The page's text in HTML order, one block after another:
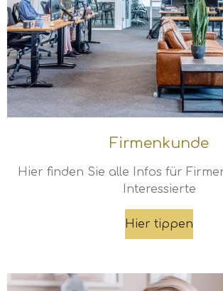
Firmenkunde
Hier finden Sie alle Infos für
Interessierte
Hier tippen